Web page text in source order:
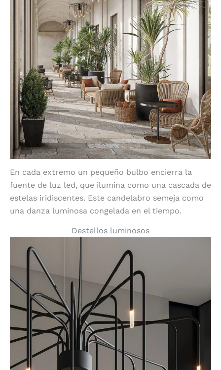
En cada extremo un pequeño bulbo encierra la
fuente de luz led, que ilumina como una cascada de
estelas iridiscentes. Este candelabro semeja como
una danza luminosa congelada en el tiempo.
Destellos luminosos